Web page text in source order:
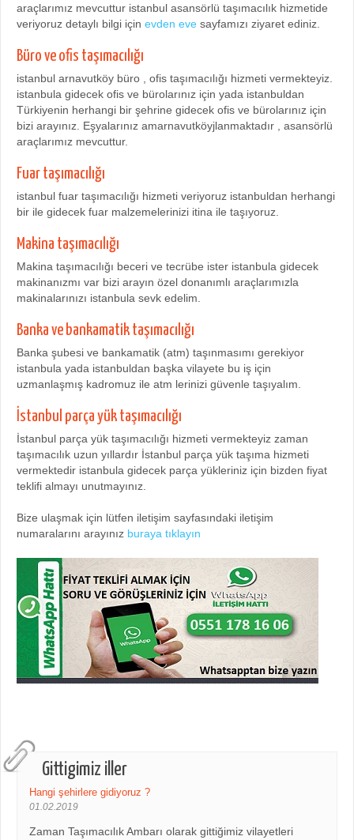
Gittigimiz iller
Hangi şehirlere gidiyoruz ?
01.02.2019
Zaman Taşımacılık Ambarı olarak gittiğimiz vilayetleri
araçlarımız mevcuttur istanbul asansörlü taşımacılık hizmetide
veriyoruz detaylı bilgi için evden eve sayfamızı ziyaret ediniz.
Büro ve ofis taşımacılığı
istanbul arnavutköy büro , ofis taşımacılığı hizmeti vermekteyiz.
istanbula gidecek ofis ve bürolarınız için yada istanbuldan
Türkiyenin herhangi bir şehrine gidecek ofis ve bürolarınız için
bizi arayınız. Eşyalarınız amarnavutköyjlanmaktadır , asansörlü
araçlarımız mevcuttur.
Fuar taşımacılığı
istanbul fuar taşımacılığı hizmeti veriyoruz istanbuldan herhangi
bir ile gidecek fuar malzemelerinizi itina ile taşıyoruz.
Makina taşımacılığı
Makina taşımacılığı beceri ve tecrübe ister istanbula gidecek
makinanızmı var bizi arayın özel donanımlı araçlarımızla
makinalarınızı istanbula sevk edelim.
Banka ve bankamatik taşımacılığı
Banka şubesi ve bankamatik (atm) taşınmasımı gerekiyor
istanbula yada istanbuldan başka vilayete bu iş için
uzmanlaşmış kadromuz ile atm lerinizi güvenle taşıyalım.
İstanbul parça yük taşımacılığı
İstanbul parça yük taşımacılığı hizmeti vermekteyiz zaman
taşımacılık uzun yıllardır İstanbul parça yük taşıma hizmeti
vermektedir istanbula gidecek parça yükleriniz için bizden fiyat
teklifi almayı unutmayınız.
Bize ulaşmak için lütfen iletişim sayfasındaki iletişim
numaralarını arayınız buraya tıklayın